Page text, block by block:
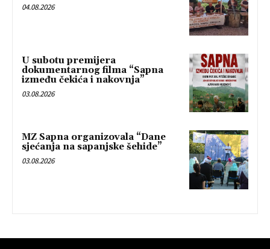
04.08.2026
U subotu premijera
dokumentarnog filma “Sapna
između čekića i nakovnja”
03.08.2026
MZ Sapna organizovala “Dane
sjećanja na sapanjske šehide”
03.08.2026